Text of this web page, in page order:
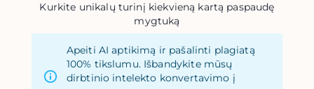
Kurkite unikalų turinį kiekvieną kartą paspaudę
mygtuką
Apeiti AI aptikimą ir pašalinti plagiatą
100% tikslumu. Išbandykite mūsų
dirbtinio intelekto konvertavimo į